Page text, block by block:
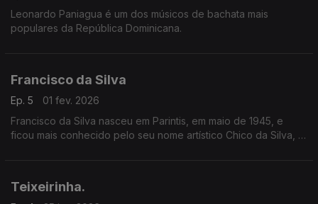
Leonardo Paniagua é um dos músicos de bachata mais
populares da República Dominicana.
Francisco da Silva
Ep. 5
01 fev. 2026
Francisco da Silva nasceu em Parintis, em maio de 1945, e
ficou mais conhecido pelo seu nome artístico Chico da Silva, é
Teixeirinha.